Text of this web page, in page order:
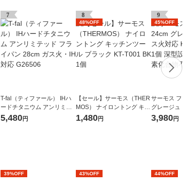
7
T-fal（ティファール） IHハ
ードチタニウム アンリミテ
ッド フライパン 28cm ガス
5,480円
8
48%OFF
【セール】サーモス（THER
MOS） ナイロントング キッ
チンツール ブラック KT-T00
1,480円
9
45%OFF
サーモス フラ
グレージュ IH/
FO-024 GG 1
3,980円
39%OFF 43%OFF 44%OFF